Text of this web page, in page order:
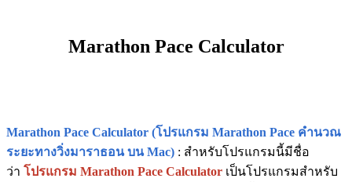
Marathon Pace Calculator
Marathon Pace Calculator (โปรแกรม Marathon Pace คำนวณ
ระยะทางวิ่งมาราธอน บน Mac) : สำหรับโปรแกรมนี้มีชื่อ
ว่า โปรแกรม Marathon Pace Calculator เป็นโปรแกรมสำหรับ